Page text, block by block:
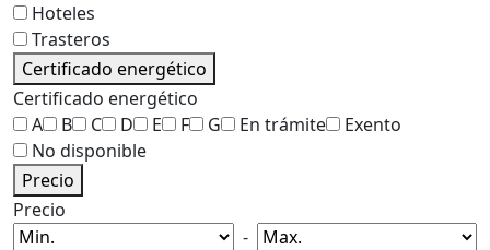
Hoteles
Trasteros
Certificado energético
Certificado energético
A
B C D E F G En trámite
Exento
No disponible
Precio
Precio
-